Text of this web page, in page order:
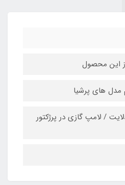
این محصول
های پرشیا
/ لامپ گازی در پرژکتور